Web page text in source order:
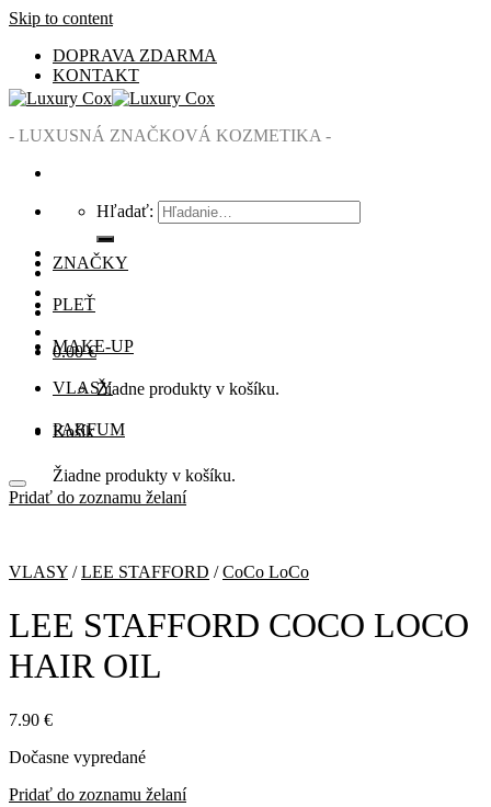
Skip to content
DOPRAVA ZDARMA
KONTAKT
- LUXUSNÁ ZNAČKOVÁ KOZMETIKA -
Hľadať:
0.00€
Žiadne produkty v košíku.
Košík
Žiadne produkty v košíku.
ZNAČKY
PLEŤ
MAKE-UP
VLASY
PARFUM
Pridať do zoznamu želaní
VLASY / LEE STAFFORD / CoCo LoCo
LEE STAFFORD COCO LOCO
HAIR OIL
7.90 €
Dočasne vypredané
Pridať do zoznamu želaní